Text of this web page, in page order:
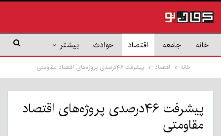
خانه جامعه اقتصاد حوادث بیشتر
خانه اقتصاد پیشرفت ۴۶درصدی پروژه‌های اقتصاد مقاومتی
پیشرفت ۴۶درصدی پروژه‌های اقتصاد
مقاومتی